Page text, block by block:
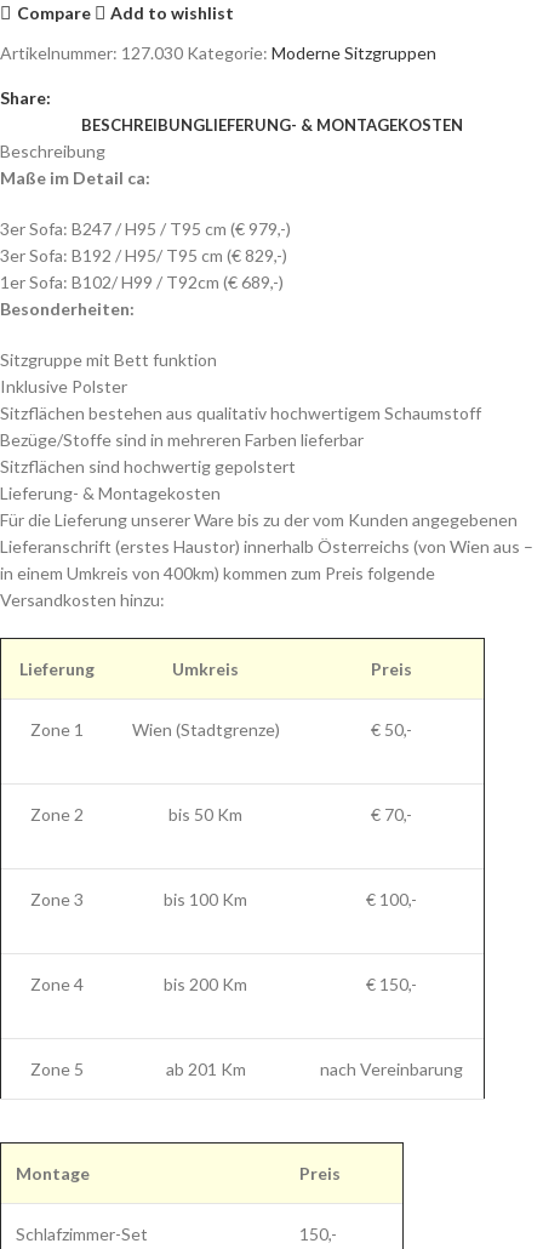
Compare
Add to wishlist
Artikelnummer: 127.030 Kategorie: Moderne Sitzgruppen
Share:
BESCHREIBUNGLIEFERUNG- & MONTAGEKOSTEN
Beschreibung
Maße im Detail ca:
3er Sofa: B247 / H95 / T95 cm (€ 979,-)
3er Sofa: B192 / H95/ T95 cm (€ 829,-)
1er Sofa: B102/ H99 / T92cm (€ 689,-)
Besonderheiten:
Sitzgruppe mit Bett funktion
Inklusive Polster
Sitzflächen bestehen aus qualitativ hochwertigem Schaumstoff
Bezüge/Stoffe sind in mehreren Farben lieferbar
Sitzflächen sind hochwertig gepolstert
Lieferung- & Montagekosten
Für die Lieferung unserer Ware bis zu der vom Kunden angegebenen
Lieferanschrift (erstes Haustor) innerhalb Österreichs (von Wien aus –
in einem Umkreis von 400km) kommen zum Preis folgende
Versandkosten hinzu:
Lieferung Umkreis Preis
Zone 1 Wien (Stadtgrenze) € 50,-
Zone 2 bis 50 Km € 70,-
Zone 3 bis 100 Km € 100,-
Zone 4 bis 200 Km € 150,-
Zone 5 ab 201 Km nach Vereinbarung
Montage Preis
Schlafzimmer-Set 150,-